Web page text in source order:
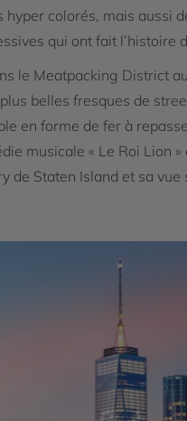
hyper colorés, mais aussi
qui ont fait l’histoire
le Meatpacking District
belles fresques de
en forme de fer à
musicale « Le Roi Lion »
de Staten Island et sa vue